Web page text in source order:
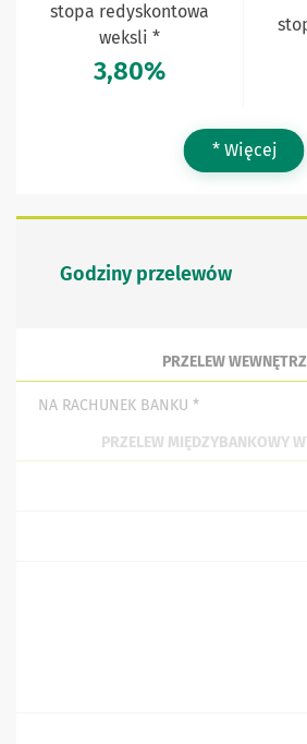
stopa redyskontowa
weksli *
3,80%
* Więcej
Godziny przelewów
PRZELEW
NA RACHUNEK BANKU *
PRZELEW MIĘDZYBANKOWY